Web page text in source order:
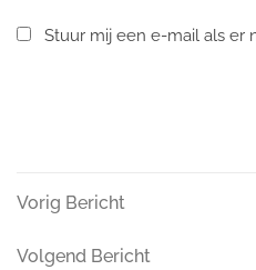
Stuur mij een e-mail als er
Bericht
navigatie
Vorig
Vorig Bericht
Volgend
Volgend Bericht